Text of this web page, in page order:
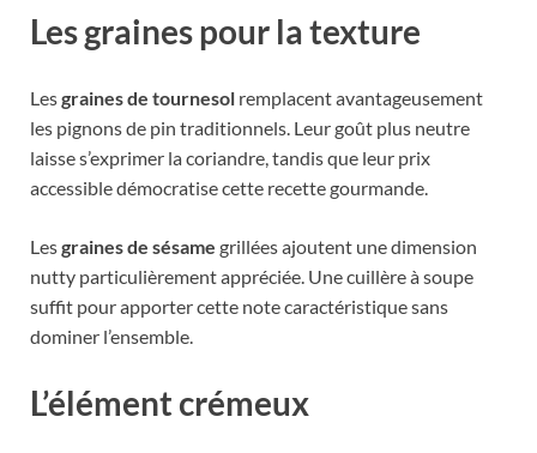
Les graines pour la texture
Lesgraines de tournesol remplacent avantageusement
les pignons de pin traditionnels. Leur goût plus neutre
laisse s’exprimer la coriandre, tandis que leur prix
accessible démocratise cette recette gourmande.
Lesgraines de sésame grillées ajoutent une dimension
nutty particulièrement appréciée. Une cuillère à soupe
suffit pour apporter cette note caractéristique sans
dominer l’ensemble.
L’élément crémeux